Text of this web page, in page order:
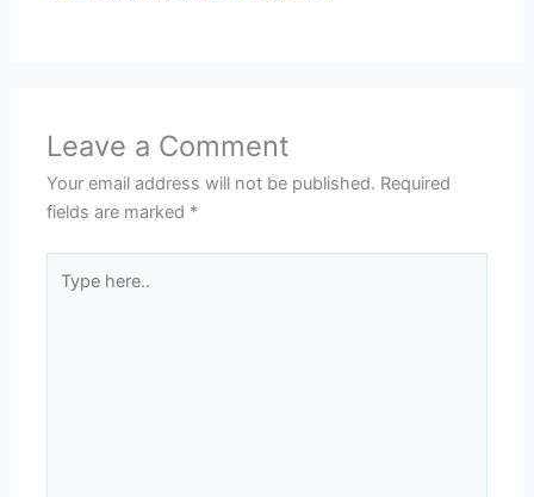
Leave a Comment
Your email address will not be published. Required
fields are marked *
here..